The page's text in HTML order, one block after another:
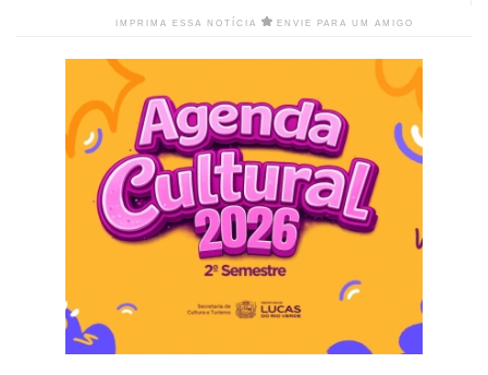
IMPRIMA ESSA NOTÍCIA ENVIE PARA UM AMIGO